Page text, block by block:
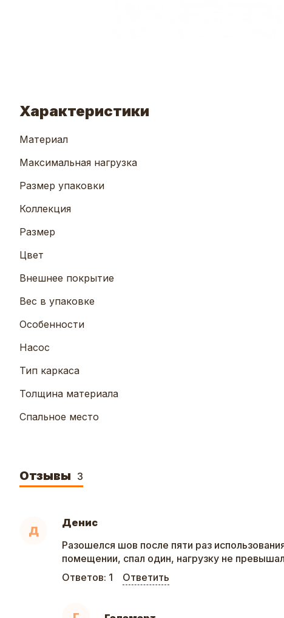
Характеристики
Материал
Максимальная нагрузка
Размер упаковки
Коллекция
Размер
Цвет
Внешнее покрытие
Вес в упаковке
Особенности
Насос
Тип каркаса
Толщина материала
Спальное место
Отзывы 3
Д
Денис
Разошелся шов после пяти раз
помещении, спал один, нагрузку не
Ответов: 1 Ответить